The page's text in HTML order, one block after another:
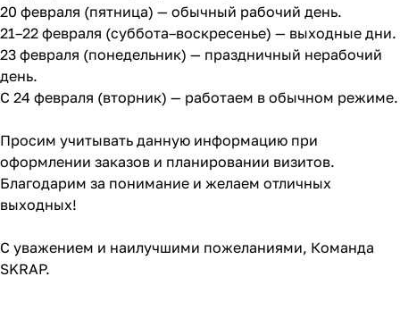
20 февраля (пятница) — обычный рабочий день.
21–22 февраля (суббота–воскресенье) — выходные дни.
23 февраля (понедельник) — праздничный нерабочий
день.
С 24 февраля (вторник) — работаем в обычном режиме.
Просим учитывать данную информацию при
оформлении заказов и планировании визитов.
Благодарим за понимание и желаем отличных
выходных!
С уважением и наилучшими пожеланиями, Команда
SKRAP.